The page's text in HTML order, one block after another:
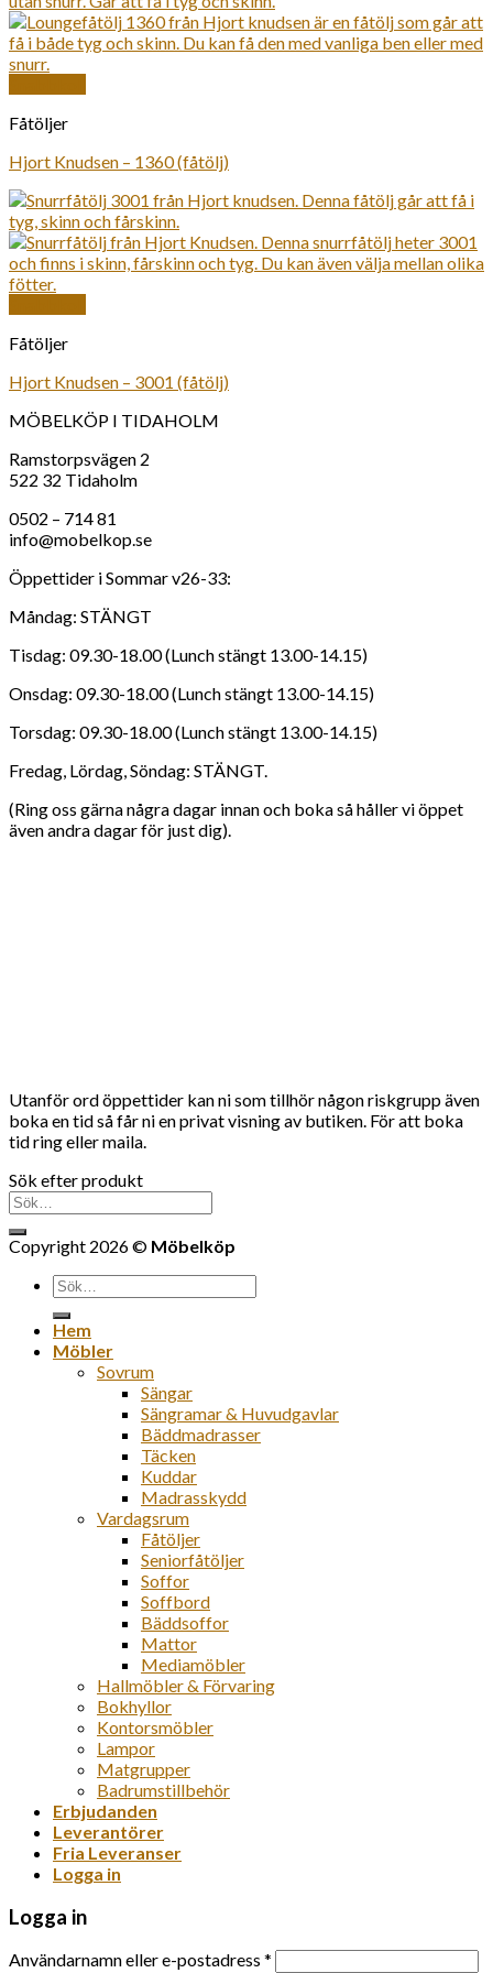
Fåtöljer
Hjort Knudsen – 1360 (fåtölj)
Fåtöljer
Hjort Knudsen – 3001 (fåtölj)
MÖBELKÖP I TIDAHOLM
Ramstorpsvägen 2
522 32 Tidaholm
0502 – 714 81
info@mobelkop.se
Öppettider i Sommar v26-33:
Måndag: STÄNGT
Tisdag: 09.30-18.00 (Lunch stängt 13.00-14.15)
Onsdag: 09.30-18.00 (Lunch stängt 13.00-14.15)
Torsdag: 09.30-18.00 (Lunch stängt 13.00-14.15)
Fredag, Lördag, Söndag: STÄNGT.
(Ring oss gärna några dagar innan och boka så håller vi öppet
även andra dagar för just dig).
Utanför ord öppettider kan ni som tillhör någon riskgrupp även
boka en tid så får ni en privat visning av butiken. För att boka
tid ring eller maila.
Sök efter produkt
Sök
efter:
Copyright 2026 © Möbelköp
Sök
efter:
Hem
Möbler
Sovrum
Sängar
Sängramar & Huvudgavlar
Bäddmadrasser
Täcken
Kuddar
Madrasskydd
Vardagsrum
Fåtöljer
Seniorfåtöljer
Soffor
Soffbord
Bäddsoffor
Mattor
Mediamöbler
Hallmöbler & Förvaring
Bokhyllor
Kontorsmöbler
Lampor
Matgrupper
Badrumstillbehör
Erbjudanden
Leverantörer
Fria Leveranser
Logga in
Logga in
Användarnamn eller e-postadress *